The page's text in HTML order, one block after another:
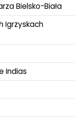
Bielsko-Biała
Igrzyskach
Indias